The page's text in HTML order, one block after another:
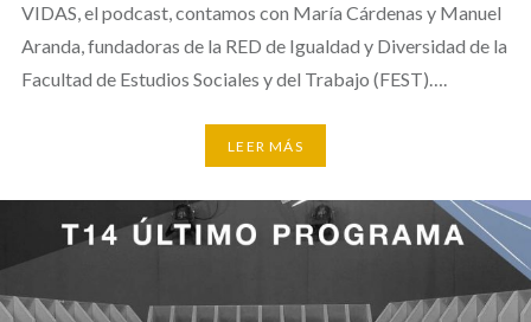
VIDAS, el podcast, contamos con María Cárdenas y Manuel
Aranda, fundadoras de la RED de Igualdad y Diversidad de la
Facultad de Estudios Sociales y del Trabajo (FEST)….
LEER MÁS